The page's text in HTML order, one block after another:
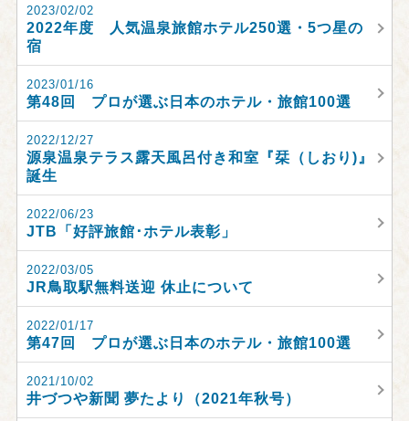
2023/02/02
2022年度 人気温泉旅館ホテル250選・5つ星の
宿
2023/01/16
第48回 プロが選ぶ日本のホテル・旅館100選
2022/12/27
源泉温泉テラス露天風呂付き和室『栞（しおり)』
誕生
2022/06/23
JTB「好評旅館･ホテル表彰」
2022/03/05
JR鳥取駅無料送迎 休止について
2022/01/17
第47回 プロが選ぶ日本のホテル・旅館100選
2021/10/02
井づつや新聞 夢たより（2021年秋号）